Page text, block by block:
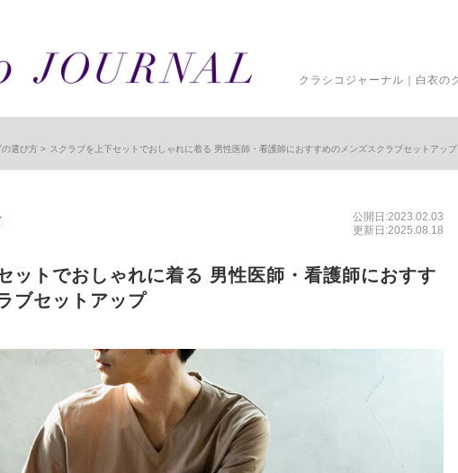
クラシコジャーナル｜白衣の
選び方 スクラブを上下セットでおしゃれに着る 男性医師・看護師におすすめのメンズスクラブセットアップ
公開日:2023.02.03
更新日:2025.08.18
ットでおしゃれに着る 男性医師・看護師におすす
ブセットアップ